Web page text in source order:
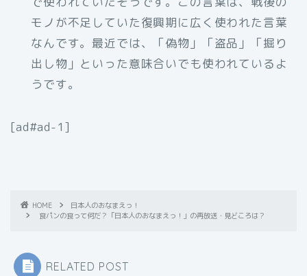
モノが不足していた復興期に広く使われた言葉
なんです。最近では、「偽物」「盗品」「掘り
出し物」といった意味合いでも使われているよ
うです。
[ad#ad-1]
HOME
日本人のおなまえっ！
食パンの食って何だ？「日本人のおなまえっ！」の再放送・見どころは？
RELATED POST